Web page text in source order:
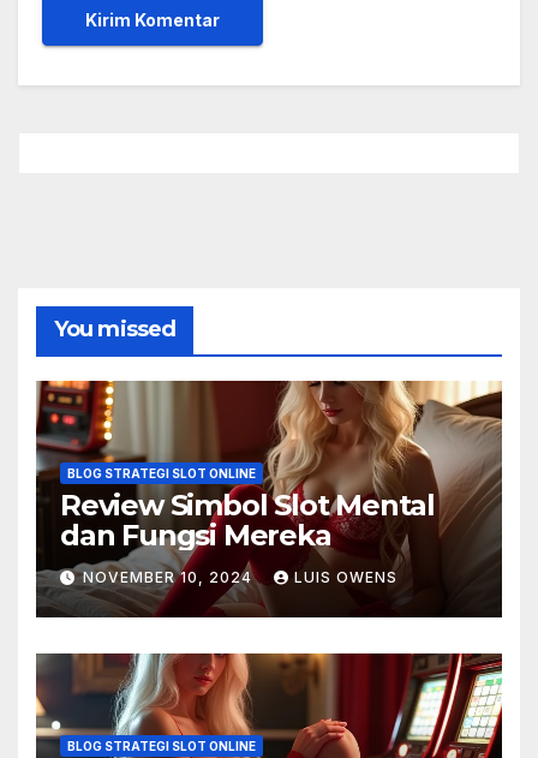
You missed
BLOG STRATEGI SLOT ONLINE
Review Simbol Slot Mental
dan Fungsi Mereka
NOVEMBER 10, 2024 LUIS OWENS
BLOG STRATEGI SLOT ONLINE